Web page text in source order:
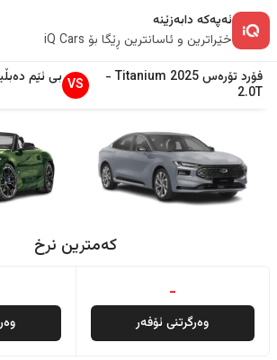
ئەپەکە دابەزێنە
خێراترین و ئاسانترین ڕێگا بۆ iQ Cars
فۆردتۆرەس2025
Titanium
-
2.0T
VS بی ئێم
کەمترین نرخ
-
وەرگرتنی ئۆفەر